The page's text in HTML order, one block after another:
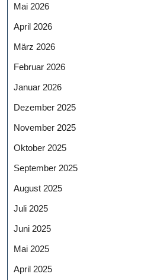
Mai 2026
April 2026
März 2026
Februar 2026
Januar 2026
Dezember 2025
November 2025
Oktober 2025
September 2025
August 2025
Juli 2025
Juni 2025
Mai 2025
April 2025